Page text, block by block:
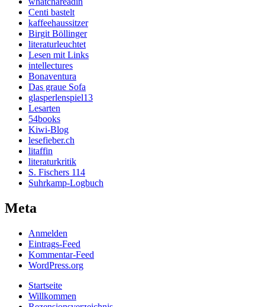
Centi bastelt
kaffeehaussitzer
Birgit Böllinger
literaturleuchtet
Lesen mit Links
intellectures
Bonaventura
Das graue Sofa
glasperlenspiel13
Lesarten
54books
Kiwi-Blog
lesefieber.ch
litaffin
literaturkritik
S. Fischers 114
Suhrkamp-Logbuch
Meta
Anmelden
Eintrags-Feed
Kommentar-Feed
WordPress.org
Startseite
Willkommen